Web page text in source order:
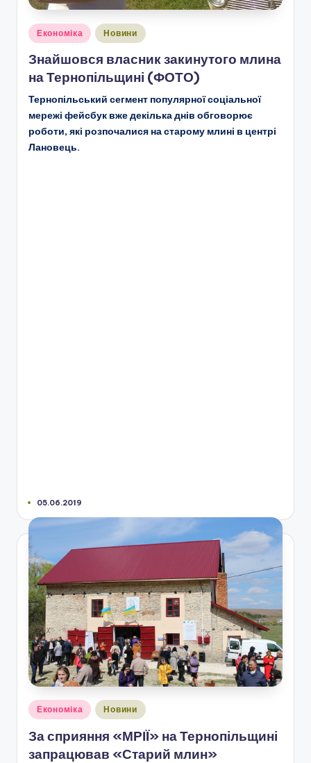
Опубліковано
Економіка Новини
Знайшовся власник закинутого млина
на Тернопільщині (ФОТО)
Тернопільський сегмент популярної соціальної
мережі фейсбук вже декілька днів обговорює
роботи, які розпочалися на старому млині в центрі
Лановець.
05.06.2019
Опубліковано
Економіка Новини
За сприяння «МРІЇ» на Тернопільщині
запрацював «Старий млин»